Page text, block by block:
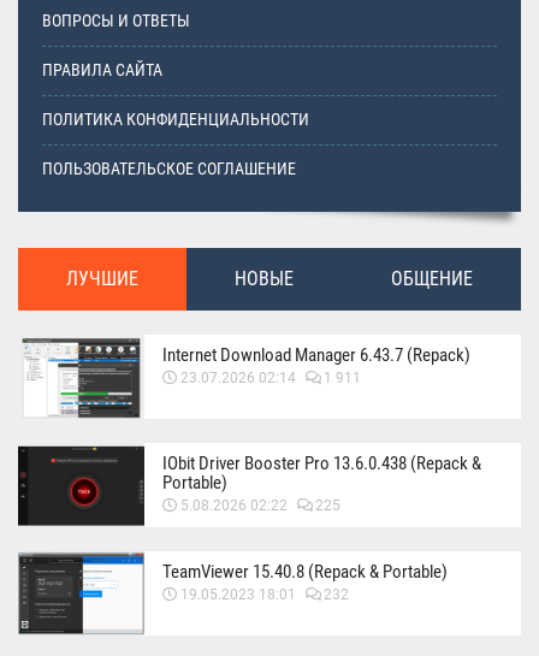
ВОПРОСЫ И ОТВЕТЫ
ПРАВИЛА САЙТА
ПОЛИТИКА КОНФИДЕНЦИАЛЬНОСТИ
ПОЛЬЗОВАТЕЛЬСКОЕ СОГЛАШЕНИЕ
ЛУЧШИЕ НОВЫЕ ОБЩЕНИЕ
Internet Download Manager 6.43.7 (Repack)
23.07.2026 02:14 1 911
IObit Driver Booster Pro 13.6.0.438 (Repack &
Portable)
5.08.2026 02:22 225
TeamViewer 15.40.8 (Repack & Portable)
19.05.2023 18:01 232